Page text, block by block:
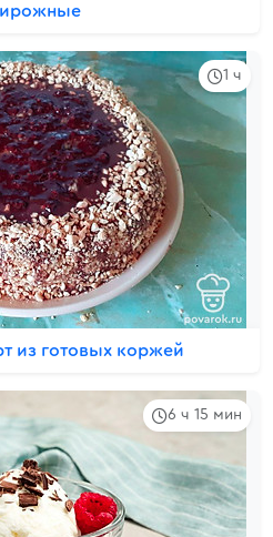
1 ч
из готовых коржей
6 ч 15 мин